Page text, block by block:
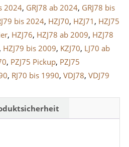
2024, GRJ78 ab 2024, GRJ78 bis
bis 2024, HZJ70, HZJ71 , HZJ75
, HZJ76, HZJ78 ab 2009, HZJ78
, HZJ79 bis 2009, KZJ70, LJ70 ab
, PZJ75 Pickup, PZJ75
, RJ70 bis 1990, VDJ78, VDJ79